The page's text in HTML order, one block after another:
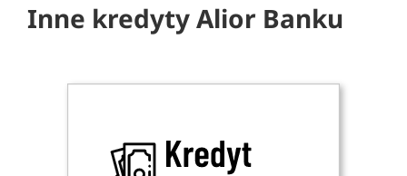
Inne kredyty Alior Banku